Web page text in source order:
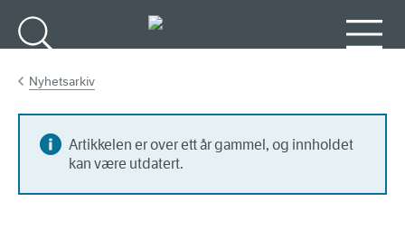
Nyhetsarkiv
Artikkelen er over ett år gammel, og innholdet
kan være utdatert.